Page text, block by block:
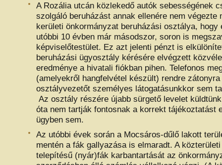
A Rozália utcán közlekedő autók sebességének
szolgáló beruházást annak ellenére nem végezte
kerületi önkormányzat beruházási osztálya, hogy
utóbbi 10 évben már másodszor, soron is
képviselőtestület. Ez azt jelenti pénzt is
beruházási ügyosztály kérésére elvégzett
eredménye a hivatali fiókban pihen. Telefonos
(amelyekről hangfelvétel készült) rendre
osztályvezetőt személyes látogatásunkkor sem
Az osztály részére újabb sürgető levelet
óta nem tartják fontosnak a korrekt tájékoztatást
ügyben sem.
Az utóbbi évek során a Mocsáros-dűlő lakott
mentén a fák gallyazása is elmaradt. A
telepítésű (nyár)fák karbantartását az